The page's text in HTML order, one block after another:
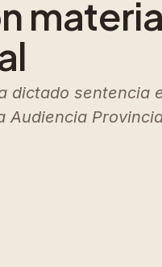
dictado sentencia
Audiencia